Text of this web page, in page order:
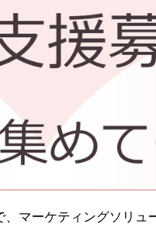
マーケティングソリュ